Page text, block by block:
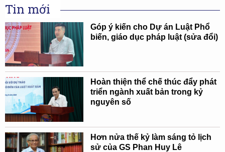
Tin mới
Góp ý kiến cho Dự án Luật Phổ
biến, giáo dục pháp luật (sửa đổi)
Hoàn thiện thể chế thúc đẩy phát
triển ngành xuất bản trong kỷ
nguyên số
Hơn nửa thế kỷ làm sáng tỏ lịch
sử của GS Phan Huy Lê